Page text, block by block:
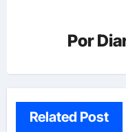
Por
Related Post